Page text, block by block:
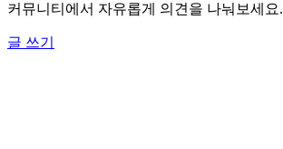
커뮤니티에서 자유롭게 의견을 나눠보세요.
글 쓰기